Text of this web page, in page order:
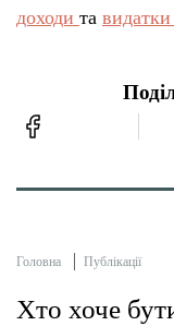
доходи та видатки
Головна Публікації
Хто хоче